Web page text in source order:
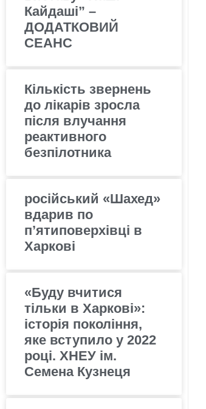
Кайдаші” –
ДОДАТКОВИЙ
СЕАНС
Кількість звернень
до лікарів зросла
після влучання
реактивного
безпілотника
російський «Шахед»
вдарив по
п’ятиповерхівці в
Харкові
«Буду вчитися
тільки в Харкові»:
історія покоління,
яке вступило у 2022
році. ХНЕУ ім.
Семена Кузнеця